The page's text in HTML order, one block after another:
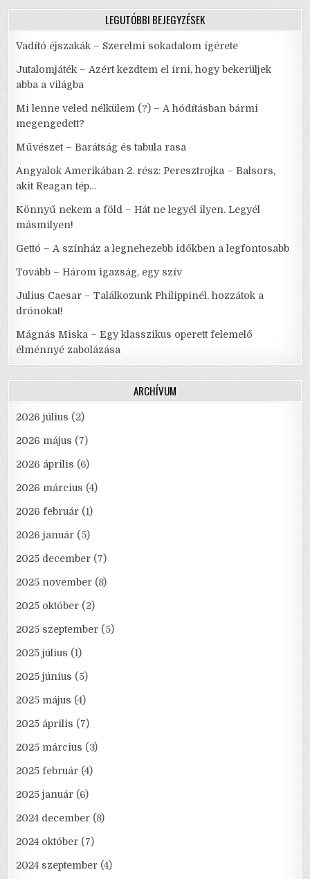
LEGUTÓBBI BEJEGYZÉSEK
Vadító éjszakák – Szerelmi sokadalom ígérete
Jutalomjáték – Azért kezdtem el írni, hogy bekerüljek
abba a világba
Mi lenne veled nélkülem (?) – A hódításban bármi
megengedett?
Művészet – Barátság és tabula rasa
Angyalok Amerikában 2. rész: Peresztrojka – Balsors,
akit Reagan tép…
Könnyű nekem a föld – Hát ne legyél ilyen. Legyél
másmilyen!
Gettó – A színház a legnehezebb időkben a legfontosabb
Tovább – Három igazság, egy szív
Julius Caesar – Találkozunk Philippinél, hozzátok a
drónokat!
Mágnás Miska – Egy klasszikus operett felemelő
élménnyé zabolázása
ARCHÍVUM
2026 július (2)
2026 május (7)
2026 április (6)
2026 március (4)
2026 február (1)
2026 január (5)
2025 december (7)
2025 november (8)
2025 október (2)
2025 szeptember (5)
2025 július (1)
2025 június (5)
2025 május (4)
2025 április (7)
2025 március (3)
2025 február (4)
2025 január (6)
2024 december (8)
2024 október (7)
2024 szeptember (4)